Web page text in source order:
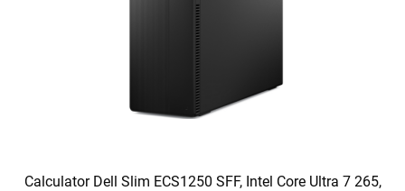
Calculator Dell Slim ECS1250 SFF, Intel Core Ultra 7 265,